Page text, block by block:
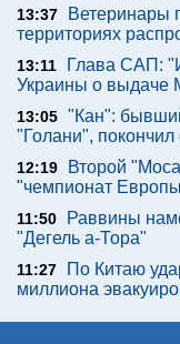
13:37
Ветеринары
территориях
13:11
Глава САП:
Украины о выдаче
13:05 "Кан":
"Голани",
12:19
Второй
"чемпионат
11:50
Раввины
"Дегель а-Тора"
11:27
По Китаю
миллиона